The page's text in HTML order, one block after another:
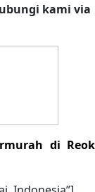
kami via
di Reok